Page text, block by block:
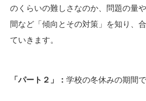
のくらいの難しさなのか、問題の量
間など「傾向とその対策」を知り、
ていきます。
「パート２」： 学校の冬休みの期間で